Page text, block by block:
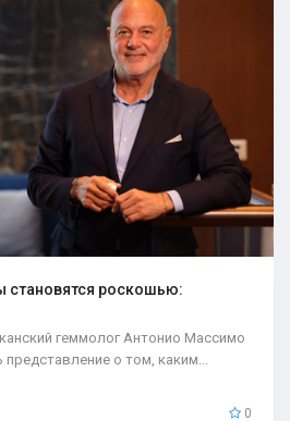
становятся роскошью:
геммолог Антонио Массимо
о том, каким...
0